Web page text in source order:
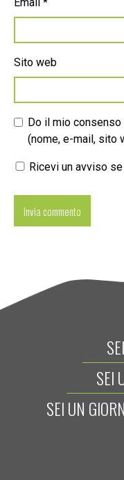
Email *
Sito web
Do il mio
(nome, e-mail, sito
Ricevi un avviso
SEI
SEI UN